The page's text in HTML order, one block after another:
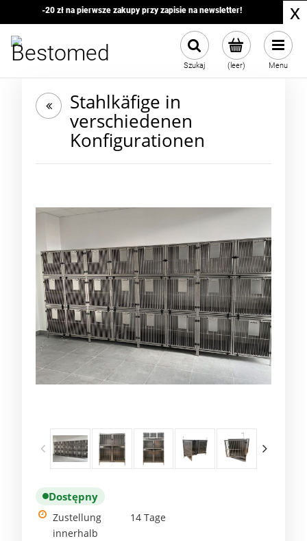
-20 zł na pierwsze zakupy przy zapisie na newsletter! x
(leer)
Szukaj Menu
Stahlkäfige in
verschiedenen
Konfigurationen
Dostępny
Zustellung
innerhalb
14 Tage